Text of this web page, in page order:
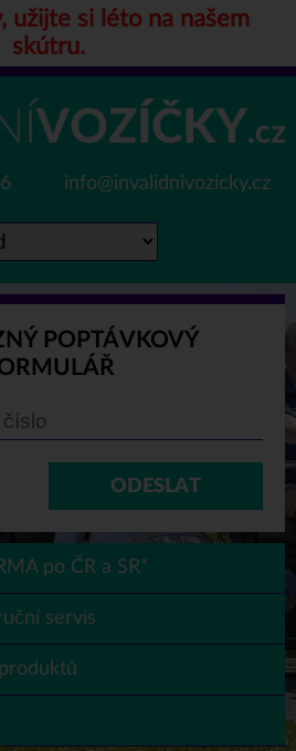
užijte si léto na našem
skútru.
info@invalidnivozicky.cz
POPTÁVKOVÝ
ODESLAT
po ČR a SR*
servis